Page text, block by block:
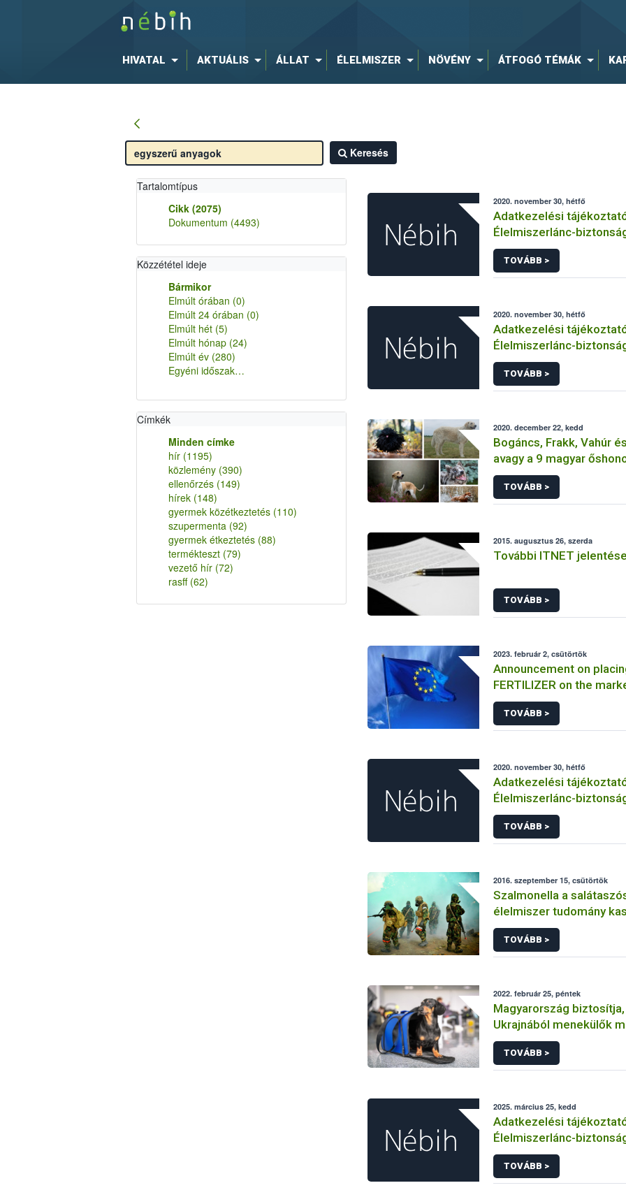
HIVATAL AKTUÁLIS ÁLLAT ÉLELMISZER NÖVÉNY ÁTFOGÓ TÉMÁK
Keresés
Tartalomtípus
Cikk (2075)
Dokumentum (4493)
Közzététel ideje
Bármikor
Elmúlt órában (0)
Elmúlt 24 órában (0)
Elmúlt hét (5)
Elmúlt hónap (24)
Elmúlt év (280)
Egyéni időszak…
Címkék
Minden címke
hír (1195)
közlemény (390)
ellenőrzés (149)
hírek (148)
gyermek közétkeztetés (110)
szupermenta (92)
gyermek étkeztetés (88)
termékteszt (79)
vezető hír (72)
rasff (62)
2020. november 30, hétfő
Adatkezelési
Élelmiszerlánc-
hírlevelére történő
kapcsolódó
vonatkozásában
TOVÁBB >
2020. november 30, hétfő
Adatkezelési
Élelmiszerlánc-
Hivatal
érintetti jogok
összefüggő
TOVÁBB >
2020. december 22, kedd
Bogáncs, Frakk, Vahúr
avagy a 9 magyar
TOVÁBB >
2015. augusztus 26, szerda
További ITNET
TOVÁBB >
2023. február 2, csütörtök
Announcement on
FERTILIZER on the
Information on the
FERTILIZER and the
certificate
TOVÁBB >
2020. november 30, hétfő
Adatkezelési
Élelmiszerlánc-
elkülönített visszaélés-
rendszerhez kapcsolódó
adatkezeléséhez
TOVÁBB >
2016. szeptember 15, csütörtök
Szalmonella a
élelmiszer tudomány
bioterrorizmus terror
TOVÁBB >
2022. február 25, péntek
Magyarország biztosítja,
Ukrajnából menekülők
hozhassák társállataikat
TOVÁBB >
2025. március 25, kedd
Adatkezelési
Élelmiszerlánc-
felnőttképzési
kapcsolódó
TOVÁBB >